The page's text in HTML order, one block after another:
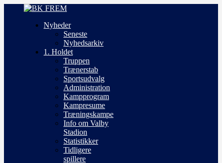
Nyheder
Seneste
Nyhedsarkiv
1. Holdet
Truppen
Trænerstab
Sportsudvalg
Administration
Kampprogram
Kampresume
Træningskampe
Info om Valby
Stadion
Statistikker
Tidligere
spillere